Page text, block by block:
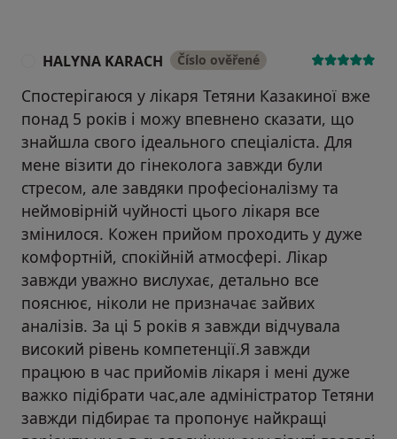
HALYNA KARACH Číslo ověřené
Спостерігаюся у лікаря Тетяни Казакиної вже
понад 5 років і можу впевнено сказати, що
знайшла свого ідеального спеціаліста. Для
мене візити до гінеколога завжди були
стресом, але завдяки професіоналізму та
неймовірній чуйності цього лікаря все
змінилося. Кожен прийом проходить у дуже
комфортній, спокійній атмосфері. Лікар
завжди уважно вислухає, детально все
пояснює, ніколи не призначає зайвих
аналізів. За ці 5 років я завжди відчувала
високий рівень компетенції.Я завжди
працюю в час прийомів лікаря і мені дуже
важко підібрати час,але адміністратор Тетяни
завжди підбирає та пропонує найкращі